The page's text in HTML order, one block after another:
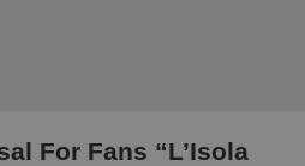
For Fans “L’Isola